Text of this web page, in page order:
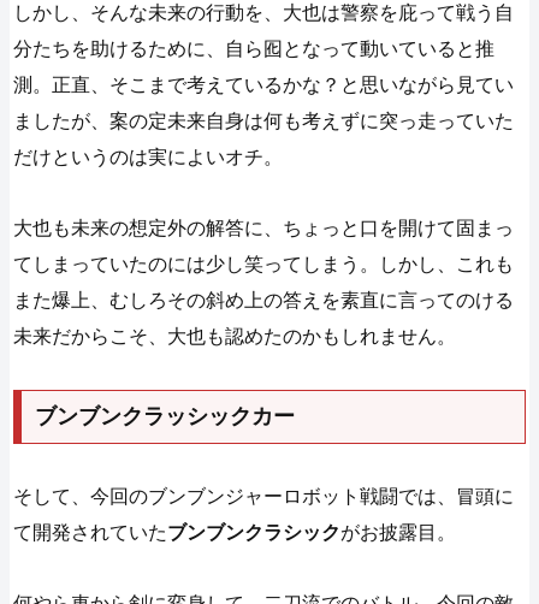
しかし、そんな未来の行動を、大也は警察を庇って戦う自
分たちを助けるために、自ら囮となって動いていると推
測。正直、そこまで考えているかな？と思いながら見てい
ましたが、案の定未来自身は何も考えずに突っ走っていた
だけというのは実によいオチ。
大也も未来の想定外の解答に、ちょっと口を開けて固まっ
てしまっていたのには少し笑ってしまう。しかし、これも
また爆上、むしろその斜め上の答えを素直に言ってのける
未来だからこそ、大也も認めたのかもしれません。
ブンブンクラッシックカー
そして、今回のブンブンジャーロボット戦闘では、冒頭に
て開発されていたブンブンクラシックがお披露目。